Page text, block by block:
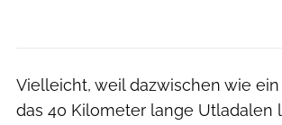
Vielleicht, weil dazwischen wie
das 40 Kilometer lange Utladalen